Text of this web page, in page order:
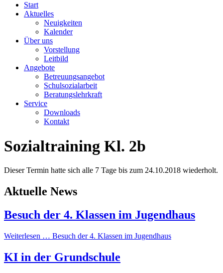
Start
Aktuelles
Neuigkeiten
Kalender
Über uns
Vorstellung
Leitbild
Angebote
Betreuungsangebot
Schulsozialarbeit
Beratungslehrkraft
Service
Downloads
Kontakt
Sozialtraining Kl. 2b
Dieser Termin hatte sich alle 7 Tage bis zum 24.10.2018 wiederholt.
Aktuelle News
Besuch der 4. Klassen im Jugendhaus
Weiterlesen … Besuch der 4. Klassen im Jugendhaus
KI in der Grundschule